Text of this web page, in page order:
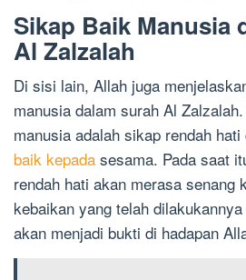
Sikap Baik Manusia
Al Zalzalah
Di sisi lain, Allah juga
manusia dalam surah Al
manusia adalah sikap rendah
baik kepada sesama. Pada saat
rendah hati akan merasa senang
kebaikan yang telah
akan menjadi bukti di hadapan